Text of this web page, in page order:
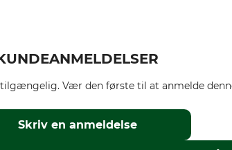
Vær den første til at anmelde
Skriv en anmeldelse